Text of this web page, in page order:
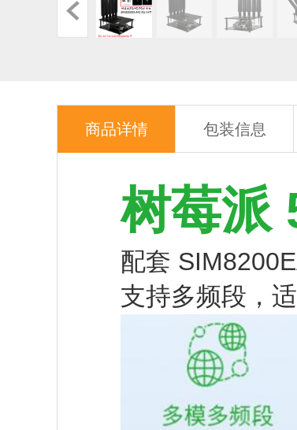
商品详情 包装信息
树莓派
配套
支持多频段，